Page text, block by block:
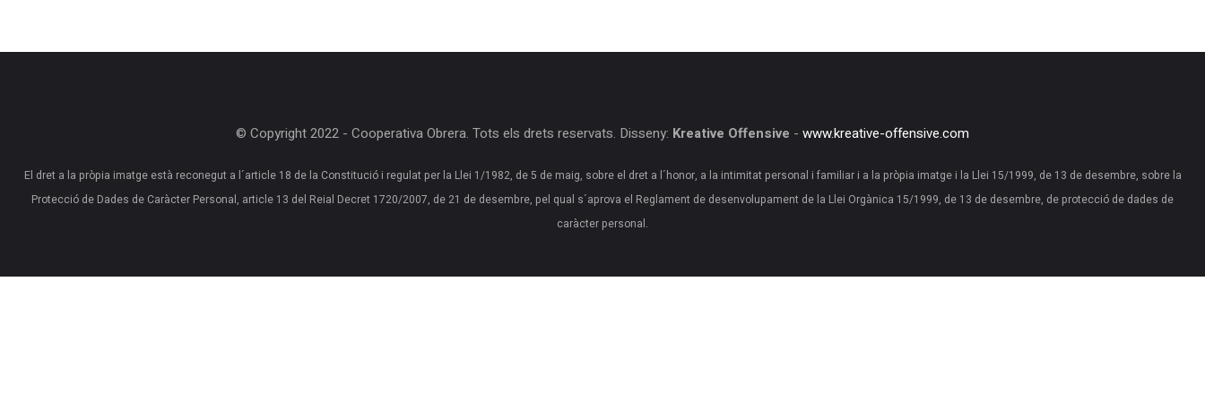
© Copyright 2022 - Cooperativa Obrera. Tots els drets reservats. Disseny: Kreative Offensive - www.kreative-offensive.com
El dret a la pròpia imatge està reconegut a l´article 18 de la Constitució i regulat per la Llei 1/1982, de 5 de maig, sobre el dret a l´honor, a la intimitat personal i familiar i a la pròpia imatge i la Llei 15/1999, de 13 de desembre, sobre la
Protecció de Dades de Caràcter Personal, article 13 del Reial Decret 1720/2007, de 21 de desembre, pel qual s´aprova el Reglament de desenvolupament de la Llei Orgànica 15/1999, de 13 de desembre, de protecció de dades de
caràcter personal.